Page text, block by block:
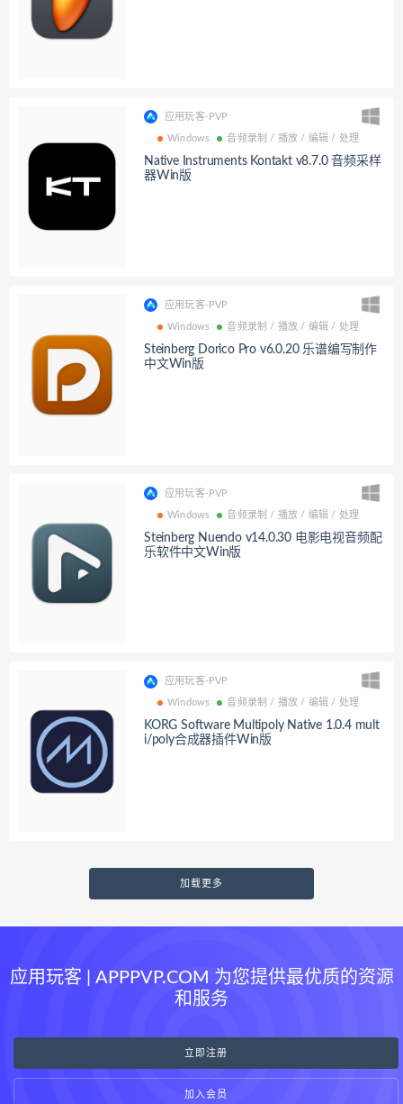
应用玩客-PVP
Windows 音频录制 / 播放 / 编辑 / 处理
Native Instruments Kontakt v8.7.0 音频采样
器Win版
应用玩客-PVP
Windows 音频录制 / 播放 / 编辑 / 处理
Steinberg Dorico Pro v6.0.20 乐谱编写制作
中文Win版
应用玩客-PVP
Windows 音频录制 / 播放 / 编辑 / 处理
Steinberg Nuendo v14.0.30 电影电视音频配
乐软件中文Win版
应用玩客-PVP
Windows 音频录制 / 播放 / 编辑 / 处理
KORG Software Multipoly Native 1.0.4 mult
i/poly合成器插件Win版
加载更多
应用玩客 | APPPVP.COM 为您提供最优质的资源
和服务
立即注册
加入会员